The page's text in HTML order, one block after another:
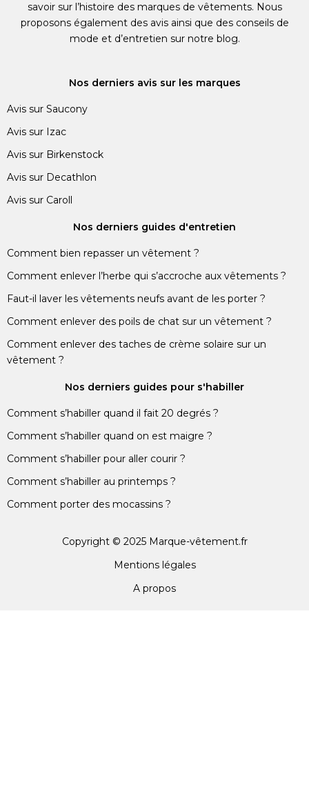
savoir sur l’histoire des marques de vêtements. Nous
proposons également des avis ainsi que des conseils de
mode et d’entretien sur notre blog.
Nos derniers avis sur les marques
Avis sur Saucony
Avis sur Izac
Avis sur Birkenstock
Avis sur Decathlon
Avis sur Caroll
Nos derniers guides d'entretien
Comment bien repasser un vêtement ?
Comment enlever l’herbe qui s’accroche aux vêtements ?
Faut-il laver les vêtements neufs avant de les porter ?
Comment enlever des poils de chat sur un vêtement ?
Comment enlever des taches de crème solaire sur un
vêtement ?
Nos derniers guides pour s'habiller
Comment s’habiller quand il fait 20 degrés ?
Comment s’habiller quand on est maigre ?
Comment s’habiller pour aller courir ?
Comment s’habiller au printemps ?
Comment porter des mocassins ?
Copyright © 2025 Marque-vêtement.fr
Mentions légales
A propos